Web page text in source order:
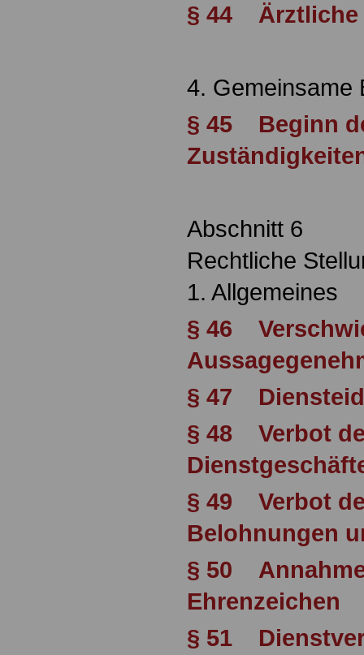
§ 44 Ärztliche
4. Gemeinsame
§ 45 Beginn
Abschnitt 6
Rechtliche
1. Allgemeines
§ 46
§ 47 Diensteid
§ 48 Verbot
§ 49 Verbot
Belohnungen
§ 50
Ehrenzeichen
§ 51